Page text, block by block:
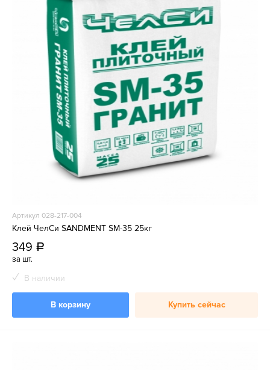
Артикул 028-217-004
Клей ЧелСи SANDMENT SM-35 25кг
349 a
за шт.
В наличии
В корзину Купить сейчас